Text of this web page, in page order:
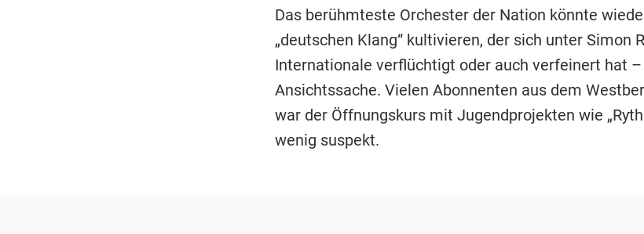
Das berühmteste Orchester der Nation könnte
„deutschen Klang“ kultivieren, der sich unter Simon
Internationale verflüchtigt oder auch verfeinert hat
Ansichtssache. Vielen Abonnenten aus dem
war der Öffnungskurs mit Jugendprojekten wie
wenig suspekt.